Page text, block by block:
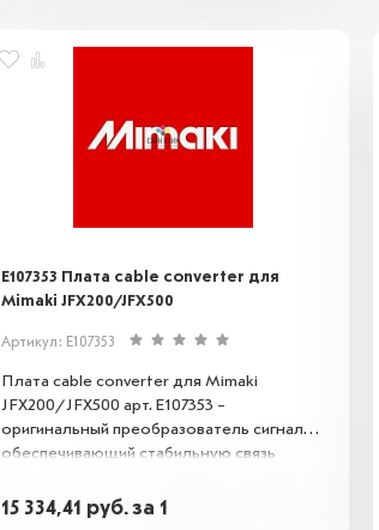
E107353 Плата cable converter для
Mimaki JFX200/JFX500
Артикул: E107353
Плата cable converter для Mimaki
JFX200/JFX500 арт. E107353 –
оригинальный преобразователь сигналов,
обеспечивающий стабильную связь
Необходима для корректной работы
15 334,41 руб.за 1